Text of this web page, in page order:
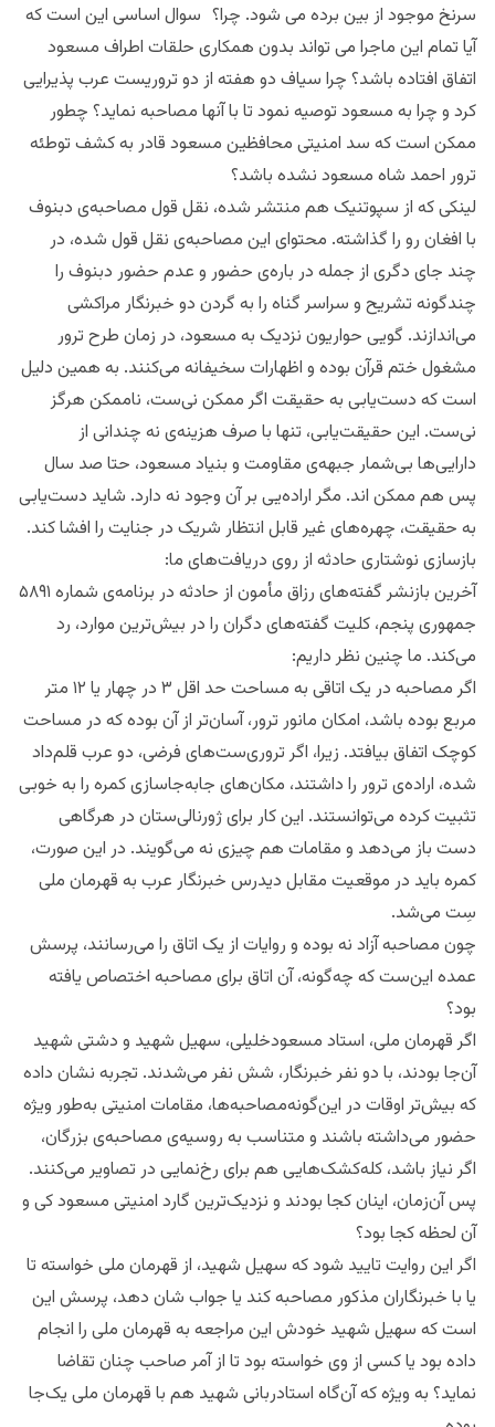
سرنخ موجود از بین برده می شود. چرا؟ سوال اساسی این است که
آیا تمام این ماجرا می تواند بدون همکاری حلقات اطراف مسعود
اتفاق افتاده باشد؟ چرا سیاف دو هفته از دو تروریست عرب پذیرایی
کرد و چرا به مسعود توصیه نمود تا با آنها مصاحبه نماید؟ چطور
ممکن است که سد امنیتی محافظین مسعود قادر به کشف توطئه
ترور احمد شاه مسعود نشده باشد؟
لینکی که از سپوتنیک هم منتشر شده، نقل قول مصاحبه‌ی دبنوف
با افغان رو را گذاشته. محتوای این مصاحبه‌ی نقل قول شده، در
چند جای دگری از جمله در باره‌ی حضور و عدم حضور دبنوف را
چند‌گونه تشریح و سراسر گناه را به گردن دو خبرنگار مراکشی
می‌اندازند. گویی حواریون نزدیک به مسعود، در زمان طرح ترور
مشغول ختم قرآن بوده و اظهارات سخیفانه می‌کنند. به همین دلیل
است که دست‌یابی به حقیقت اگر ممکن نی‌ست، ناممکن هرگز
نی‌ست. این حقیقت‌‌یابی، تنها با صرف هزینه‌ی نه چندانی از
دارایی‌ها بی‌شمار جبهه‌ی مقاومت و‌ بنیاد مسعود، حتا صد سال
پس هم ممکن اند. مگر اراده‌یی بر آن وجود نه دارد. شاید دست‌یابی
به حقیقت، چهره‌های غیر قابل انتظار شریک در جنایت را افشا کند.
بازسازی نوشتاری حادثه از روی دریافت‌های ما:
آخرین بازنشر گفته‌های رزاق مأمون از حادثه در برنامه‌ی شماره ۵۸۹۱
جمهوری پنجم، کلیت گفته‌های دگران را در بیش‌ترین موارد، رد
می‌کند. ما چنین نظر داریم:
اگر مصاحبه در یک اتاقی به مساحت حد اقل ۳ در چهار یا ۱۲ متر
مربع بوده باشد، امکان مانور ترور، آسان‌تر از آن بوده که در مساحت
کوچک اتفاق بیافتد. زیرا، اگر تروری‌ست‌های فرضی، دو عرب قلم‌داد
شده، اراده‌ی ترور را داشتند، مکان‌های جا‌به‌جا‌سازی کمره‌ را به خوبی
تثبیت کرده می‌توانستند. این کار برای ژورنالی‌ستان در هرگاهی
دست باز می‌دهد و مقامات هم چیزی نه می‌گویند. در این صورت،
کمره‌ باید در موقعیت مقابل دید‌رس خبرنگار عرب به قهرمان ملی
سِت می‌شد.
چون مصاحبه آزاد نه بوده و روایات از یک اتاق را می‌رسانند، پرسش
عمده این‌‌ست که چه‌گونه، آن اتاق برای مصاحبه اختصاص یافته
بود؟
اگر قهرمان ملی، استاد مسعود‌خلیلی، سهیل شهید و دشتی شهید
آن‌جا بودند، با دو نفر خبرنگار، شش نفر می‌شدند. تجربه نشان داده
که بیش‌تر اوقات در این‌گونه‌مصاحبه‌ها، مقامات امنیتی به‌طور ویژه
حضور می‌داشته باشند و متناسب به روسیه‌ی مصاحبه‌ی بزرگان،
اگر نیاز باشد، کله‌کشک‌هایی هم برای رخ‌نمایی در تصاویر می‌کنند.
پس آن‌زمان، اینان کجا بودند و نزدیک‌ترین گارد امنیتی مسعود کی و
آن لحظه کجا بود؟
اگر این روایت تایید شود که سهیل شهید، از قهرمان ملی خواسته تا
یا با خبرنگاران مذکور مصاحبه کند یا جواب شان دهد، پرسش این
است که سهیل شهید خودش این مراجعه به قهرمان ملی را انجام
داده بود یا کسی از وی خواسته بود تا از آمر صاحب چنان تقاضا
نماید؟ به ویژه که آن‌گاه استاد‌ربانی شهید هم با قهرمان ملی یک‌جا